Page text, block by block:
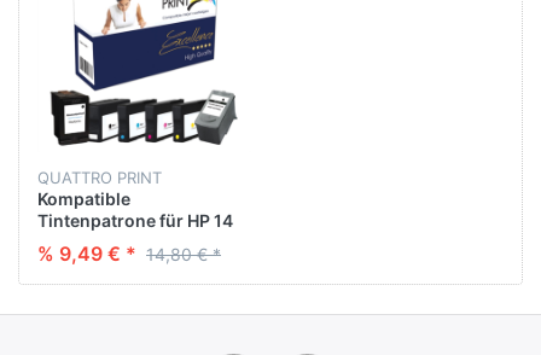
QUATTRO PRINT
Kompatible
Tintenpatrone für HP 14
schwarz (5011A) 26 ML
% 9,49 € * 14,80 € *